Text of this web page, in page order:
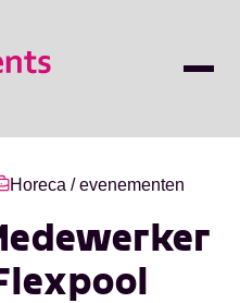
Horeca / evenementen